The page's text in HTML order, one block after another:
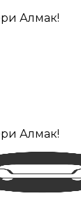
Алмак!
Алмак!